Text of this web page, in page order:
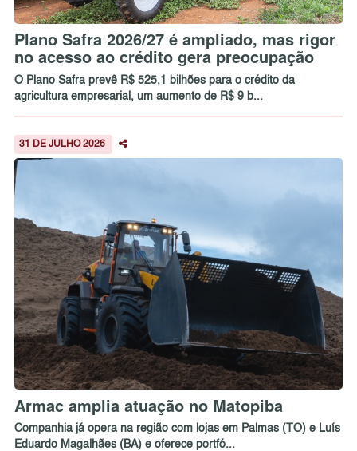
Plano Safra 2026/27 é ampliado, mas rigor
no acesso ao crédito gera preocupação
O Plano Safra prevê R$ 525,1 bilhões para o crédito da
agricultura empresarial, um aumento de R$ 9 b...
31 DE JULHO 2026
Armac amplia atuação no Matopiba
Companhia já opera na região com lojas em Palmas (TO) e Luís
Eduardo Magalhães (BA) e oferece portfó...